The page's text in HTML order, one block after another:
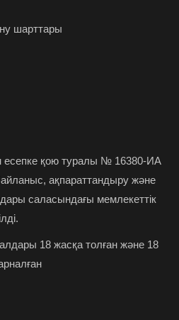
шарттары
есепке қою туралы № 16380-ИА
ақпараттандыру және
саласындағы мемлекеттік
18 жасқа толған және 18